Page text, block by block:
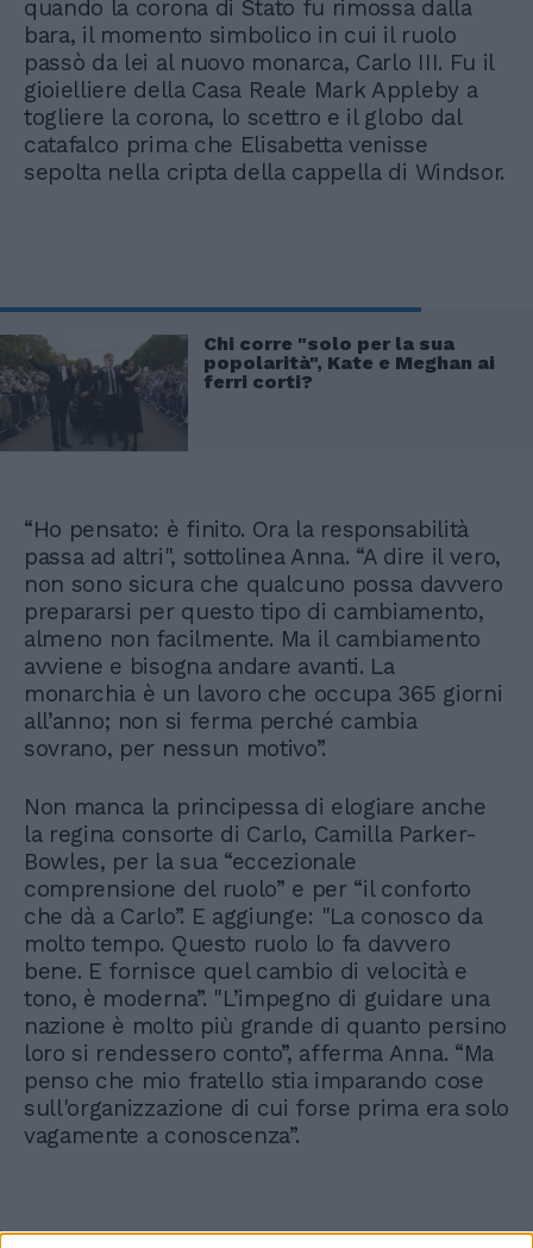
quando la corona di Stato fu rimossa dalla
bara, il momento simbolico in cui il ruolo
passò da lei al nuovo monarca, Carlo III. Fu il
gioielliere della Casa Reale Mark Appleby a
togliere la corona, lo scettro e il globo dal
catafalco prima che Elisabetta venisse
sepolta nella cripta della cappella di Windsor.
Chi corre "solo per la sua
popolarità", Kate e Meghan ai
ferri corti?
“Ho pensato: è finito. Ora la responsabilità
passa ad altri", sottolinea Anna. “A dire il vero,
non sono sicura che qualcuno possa davvero
prepararsi per questo tipo di cambiamento,
almeno non facilmente. Ma il cambiamento
avviene e bisogna andare avanti. La
monarchia è un lavoro che occupa 365 giorni
all’anno; non si ferma perché cambia
sovrano, per nessun motivo”.
Non manca la principessa di elogiare anche
la regina consorte di Carlo, Camilla Parker-
Bowles, per la sua “eccezionale
comprensione del ruolo” e per “il conforto
che dà a Carlo”. E aggiunge: "La conosco da
molto tempo. Questo ruolo lo fa davvero
bene. E fornisce quel cambio di velocità e
tono, è moderna”. "L’impegno di guidare una
nazione è molto più grande di quanto persino
loro si rendessero conto”, afferma Anna. “Ma
penso che mio fratello stia imparando cose
sull'organizzazione di cui forse prima era solo
vagamente a conoscenza”.